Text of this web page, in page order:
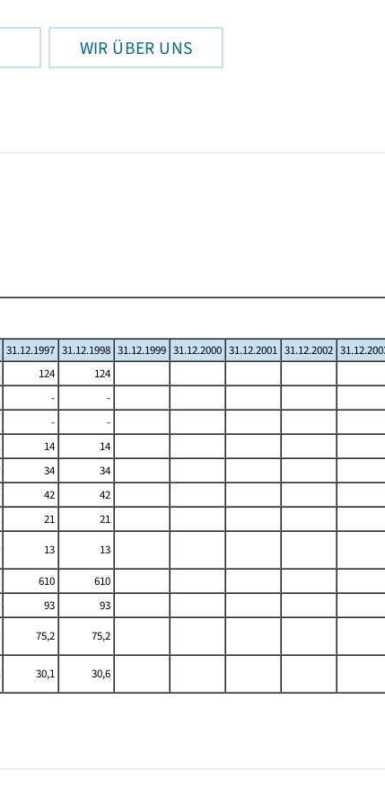
WIR ÜBER UNS
31.12.1997 31.12.1998 31.12.1999 31.12.2000 31.12.2001 31.12.2002
124
124
-
-
-
-
14
14
34
34
42
42
21
21
13
13
610
610
93
93
75,2
75,2
30,1 30,6